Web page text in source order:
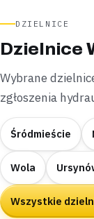
DZIELNICE
Dzielnice
Wybrane
zgłoszenia
Śródmieście
Wola
Wszystkie